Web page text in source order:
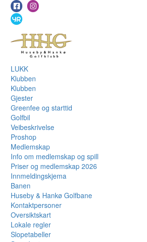
LUKK
Klubben
Klubben
Gjester
Greenfee og starttid
Golfbil
Veibeskrivelse
Proshop
Medlemskap
Info om medlemskap og spill
Priser og medlemskap 2026
Innmeldingskjema
Banen
Huseby & Hankø Golfbane
Kontaktpersoner
Oversiktskart
Lokale regler
Slopetabeller